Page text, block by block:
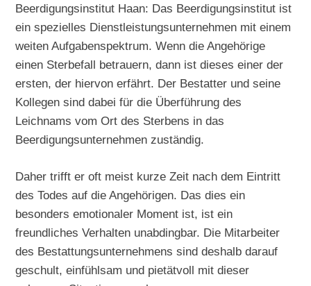
Beerdigungsinstitut Haan: Das Beerdigungsinstitut ist
ein spezielles Dienstleistungsunternehmen mit einem
weiten Aufgabenspektrum. Wenn die Angehörige
einen Sterbefall betrauern, dann ist dieses einer der
ersten, der hiervon erfährt. Der Bestatter und seine
Kollegen sind dabei für die Überführung des
Leichnams vom Ort des Sterbens in das
Beerdigungsunternehmen zuständig.
Daher trifft er oft meist kurze Zeit nach dem Eintritt
des Todes auf die Angehörigen. Das dies ein
besonders emotionaler Moment ist, ist ein
freundliches Verhalten unabdingbar. Die Mitarbeiter
des Bestattungsunternehmens sind deshalb darauf
geschult, einfühlsam und pietätvoll mit dieser